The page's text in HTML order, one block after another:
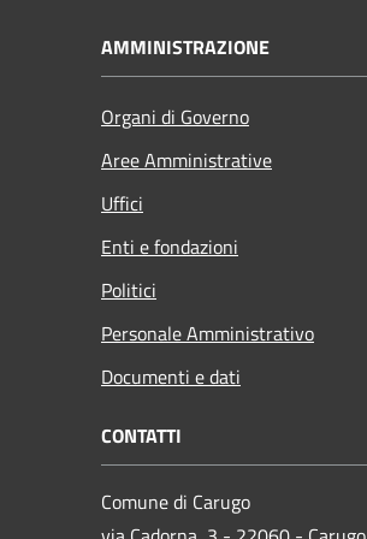
AMMINISTRAZIONE
Organi di Governo
Aree Amministrative
Uffici
Enti e fondazioni
Politici
Personale Amministrativo
Documenti e dati
CONTATTI
Comune di Carugo